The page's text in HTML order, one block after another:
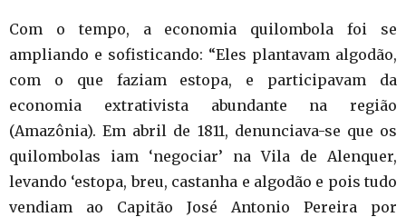
Com o tempo, a economia quilombola foi se
ampliando e sofisticando: “Eles plantavam algodão,
com o que faziam estopa, e participavam da
economia extrativista abundante na região
(Amazônia). Em abril de 1811, denunciava-se que os
quilombolas iam ‘negociar’ na Vila de Alenquer,
levando ‘estopa, breu, castanha e algodão e pois tudo
vendiam ao Capitão José Antonio Pereira por